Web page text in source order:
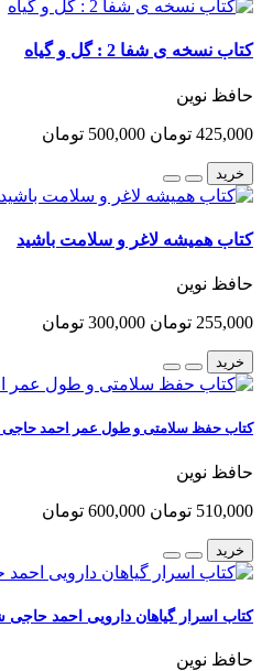
کتاب نسخه ی شفا 2 : گل و گیاه
حافظ نوین
425,000 تومان 500,000 تومان
خرید
کتاب همیشه لاغر و سلامت باشید
حافظ نوین
255,000 تومان 300,000 تومان
خرید
کتاب حفظ سلامتی و طول عمر احمد
حافظ نوین
510,000 تومان 600,000 تومان
خرید
کتاب اسرار گیاهان دارویی احمد
حافظ نوین